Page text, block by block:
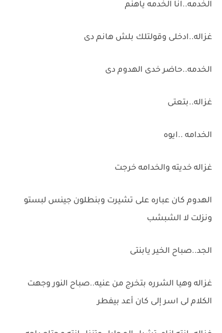
الخدمه..انا الخدمه ياهنم
غزاله..ادخلى وقولتلك بلش هانم دى
الخدمه..حاضر خدى الهدوم دى
غزاله..بتعتى
الخدامه ..ايوه
غزاله خديته والخدامه خرجت
الهدوم كان عباره على تشيرت وبنطلون جينس لبستو
ونزلت لا الشبشب
الجد..صباح الخير يابنتى
غزاله وهيا الشرره بتخرج من عنيه..صباح النور وجهت
الكلام لى اسر إلى كان أعد بيفطر